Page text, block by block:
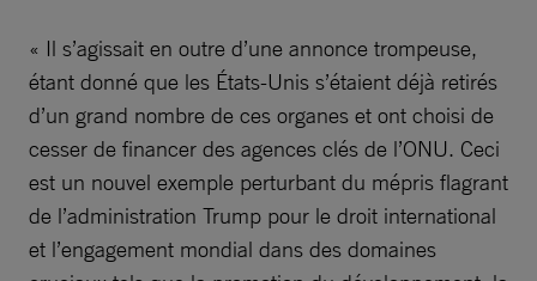
« Il s’agissait en outre d’une annonce trompeuse,
étant donné que les États-Unis s’étaient déjà retirés
d’un grand nombre de ces organes et ont choisi de
cesser de financer des agences clés de l’ONU. Ceci
est un nouvel exemple perturbant du mépris flagrant
de l’administration Trump pour le droit international
et l’engagement mondial dans des domaines